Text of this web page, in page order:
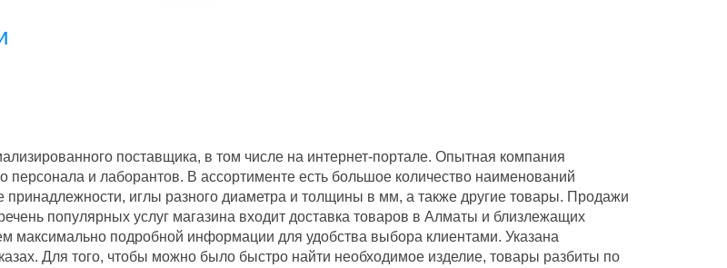
поставщика, в том числе на интернет-портале. Опытная компания
персонала и лаборантов. В ассортименте есть большое количество наименований
принадлежности, иглы разного диаметра и толщины в мм, а также другие товары. Продажи
популярных услуг магазина входит доставка товаров в Алматы и близлежащих
максимально подробной информации для удобства выбора клиентами. Указана
Для того, чтобы можно было быстро найти необходимое изделие, товары разбиты по